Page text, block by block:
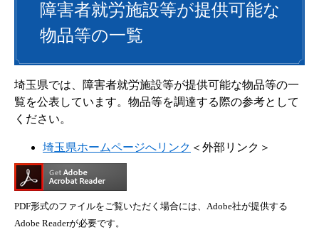
障害者就労施設等が提供可能な
物品等の一覧
埼玉県では、障害者就労施設等が提供可能な物品等の一
覧を公表しています。物品等を調達する際の参考として
ください。
埼玉県ホームページへリンク ＜外部リンク＞
PDF形式のファイルをご覧いただく場合には、Adobe社が提供する
Adobe Readerが必要です。